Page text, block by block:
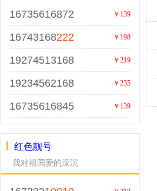
16735616872 ￥139
16743168222 ￥198
19274513168 ￥219
19234562168 ￥235
16735616845 ￥139
红色靓号
我对祖国爱的深沉